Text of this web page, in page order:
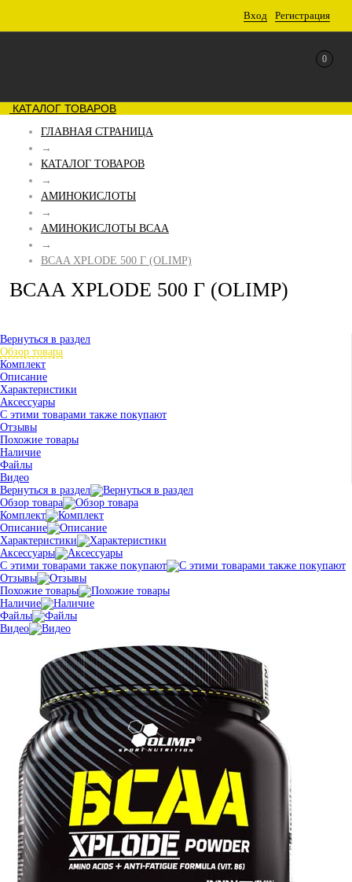
Вход Регистрация
0
КАТАЛОГ ТОВАРОВ
ГЛАВНАЯ СТРАНИЦА
→
КАТАЛОГ ТОВАРОВ
→
АМИНОКИСЛОТЫ
→
АМИНОКИСЛОТЫ BCAA
→
BCAA XPLODE 500 Г (OLIMP)
BCAA XPLODE 500 Г (OLIMP)
Вернуться в раздел
Обзор товара
Комплект
Описание
Характеристики
Аксессуары
С этими товарами также покупают
Отзывы
Похожие товары
Наличие
Файлы
Видео
Вернуться в раздел
Обзор товара
Комплект
Описание
Характеристики
Аксессуары
С этими товарами также покупают
Отзывы
Похожие товары
Наличие
Файлы
Видео